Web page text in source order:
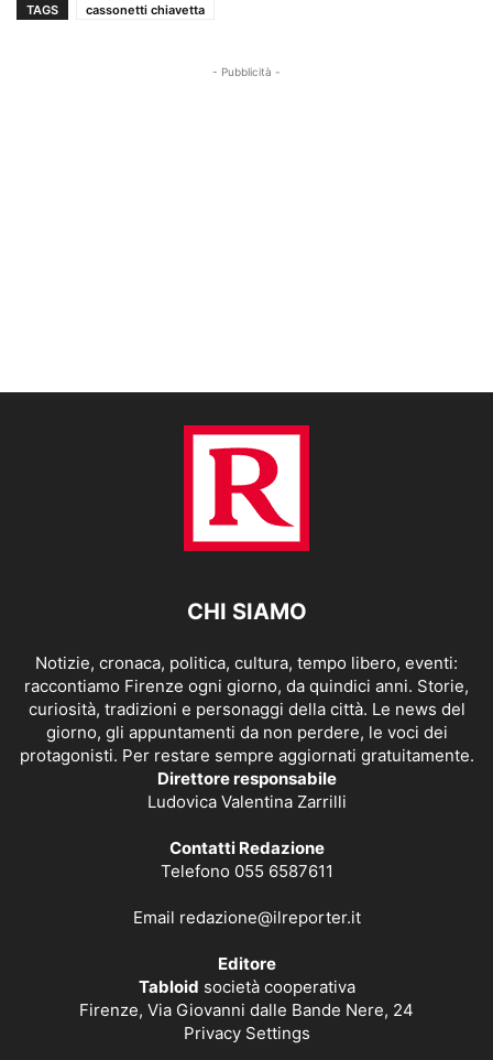
TAGS cassonetti chiavetta
- Pubblicità -
CHI SIAMO
Notizie, cronaca, politica, cultura, tempo libero, eventi:
raccontiamo Firenze ogni giorno, da quindici anni. Storie,
curiosità, tradizioni e personaggi della città. Le news del
giorno, gli appuntamenti da non perdere, le voci dei
protagonisti. Per restare sempre aggiornati gratuitamente.
Direttore responsabile
Ludovica Valentina Zarrilli
Contatti Redazione
Telefono 055 6587611
Email redazione@ilreporter.it
Editore
Tabloid società cooperativa
Firenze, Via Giovanni dalle Bande Nere, 24
Privacy Settings